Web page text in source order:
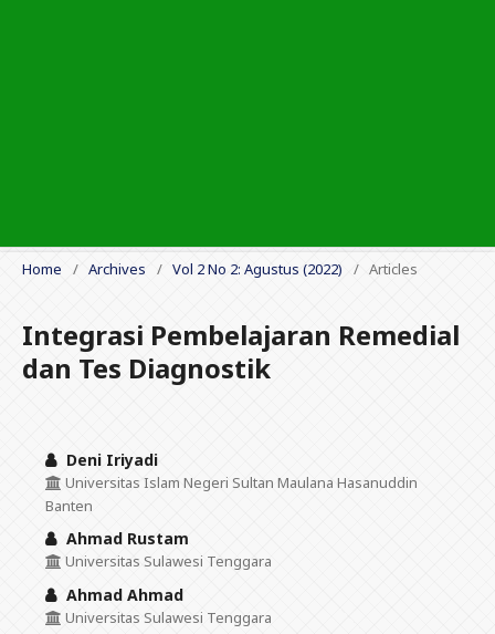
Home / Archives / Vol 2 No 2: Agustus (2022) / Articles
Integrasi Pembelajaran Remedial
dan Tes Diagnostik
Deni Iriyadi
Universitas Islam Negeri Sultan Maulana Hasanuddin
Banten
Ahmad Rustam
Universitas Sulawesi Tenggara
Ahmad Ahmad
Universitas Sulawesi Tenggara